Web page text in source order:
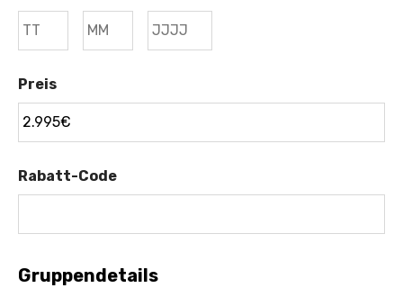
Preis
Rabatt-Code
Gruppendetails